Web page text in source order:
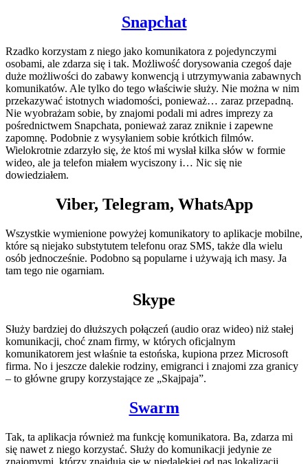
Snapchat
Rzadko korzystam z niego jako komunikatora z pojedynczymi
osobami, ale zdarza się i tak. Możliwość dorysowania czegoś daje
duże możliwości do zabawy konwencją i utrzymywania zabawnych
komunikatów. Ale tylko do tego właściwie służy. Nie można w nim
przekazywać istotnych wiadomości, ponieważ… zaraz przepadną.
Nie wyobrażam sobie, by znajomi podali mi adres imprezy za
pośrednictwem Snapchata, ponieważ zaraz zniknie i zapewne
zapomnę. Podobnie z wysyłaniem sobie krótkich filmów.
Wielokrotnie zdarzyło się, że ktoś mi wysłał kilka słów w formie
wideo, ale ja telefon miałem wyciszony i… Nic się nie
dowiedziałem.
Viber, Telegram, WhatsApp
Wszystkie wymienione powyżej komunikatory to aplikacje mobilne,
które są niejako substytutem telefonu oraz SMS, także dla wielu
osób jednocześnie. Podobno są popularne i używają ich masy. Ja
tam tego nie ogarniam.
Skype
Służy bardziej do dłuższych połączeń (audio oraz wideo) niż stałej
komunikacji, choć znam firmy, w których oficjalnym
komunikatorem jest właśnie ta estońska, kupiona przez Microsoft
firma. No i jeszcze dalekie rodziny, emigranci i znajomi zza granicy
– to główne grupy korzystające ze „Skajpaja”.
Swarm
Tak, ta aplikacja również ma funkcję komunikatora. Ba, zdarza mi
się nawet z niego korzystać. Służy do komunikacji jedynie ze
znajomymi, którzy znajdują się w niedalekiej od nas lokalizacji.